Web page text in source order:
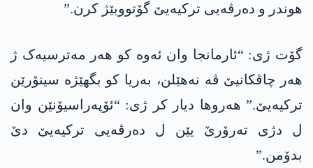
ھوندر و دەرڤەیی ترکیەیێ گۆتووبێژ کرن.”
گۆت ژی: “ئارمانجا وان ئەوە کو ھەر مەترسیەک ژ
ھەر چاڤکانیێ ڤە نەھێلن، بەریا کو بگھێژە سینۆرێن
ترکیەیێ.” ھەروھا دیار کر ژی: “ئۆپەراسیۆنێن وان
ل دژی تەرۆرێ یێن ل دەرڤەیی ترکیەیێ دێ
بدۆمن.”